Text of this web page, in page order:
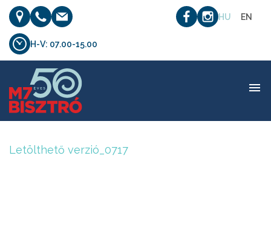
HU EN
H-V: 07.00-15.00
Letölthető verzió_0717
Letölthető verzió_0717